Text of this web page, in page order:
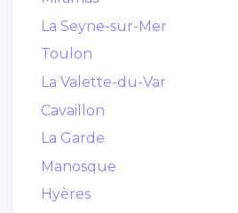
La Seyne-sur-Mer
Toulon
La Valette-du-Var
Cavaillon
La Garde
Manosque
Hyères